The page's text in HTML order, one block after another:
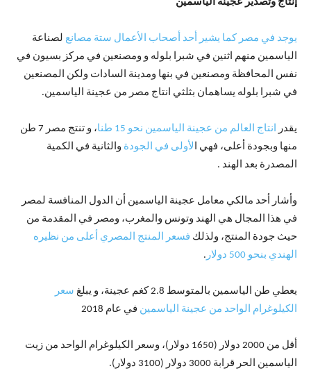
إنتاج وتصدير عجينة الياسمين
يوجد في مصر كما يشير أحد أصحاب الأعمال ستة مصانع لصناعة
الياسمين منهم اثنين في شبرا بلوله و ومصنعين في مركز بسيون في
نفس المحافظة ومصنعين في بنها ومدينة السادات ولكن المصنعين
في شبرا بلوله يساهمان بثلثي انتاج مصر من عجينة الياسمين.
يقدر انتاج العالم من عجينة الياسمين نحو 15 طنا
، و تنتج مصر 7 طن
منها وبجودة أعلى، فهي ا لأولى في الجودة والثانية في الكمية
المصدرة بعد الهند .
وأشار أحد مالكي معامل عجينة الياسمين أن الدول المنافسة لمصر
في هذا المجال هي الهند وتونس والمغرب، ومصر في المقدمة من
حيث جودة المنتج، ولذلك فسعر المنتج المصري أعلى من نظيره
الهندي بنحو 500 دولار
.
يعطي طن الياسمين بالمتوسط 2.8 كغم عجينة، و يبلغ
سعر
الكيلوغرام الواحد من عجينة الياسمين في عام 2018
أقل من 2000 دولار (1650 دولار)، وسعر الكيلوغرام الواحد من زيت
الياسمين الحر قرابة 3000 دولار (3100 دولار).